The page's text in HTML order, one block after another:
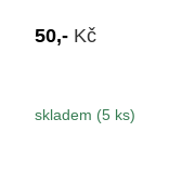
50,- Kč
skladem (5 ks)